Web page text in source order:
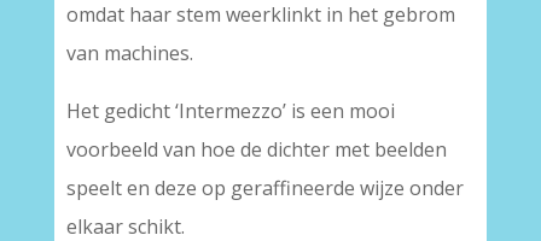
omdat haar stem weerklinkt in het gebrom
van machines.
Het gedicht ‘Intermezzo’ is een mooi
voorbeeld van hoe de dichter met beelden
speelt en deze op geraffineerde wijze onder
elkaar schikt.